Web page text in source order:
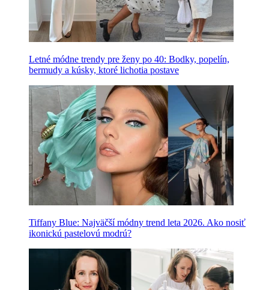
Letné módne trendy pre ženy po 40: Bodky, popelín,
bermudy a kúsky, ktoré lichotia postave
Tiffany Blue: Najväčší módny trend leta 2026. Ako nosiť
ikonickú pastelovú modrú?